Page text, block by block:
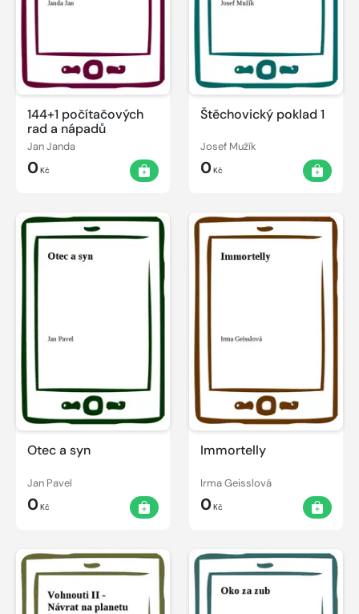
144+1 počítačových
rad a nápadů
Jan Janda
0Kč
Štěchovický poklad 1
Josef Mužík
0Kč
Otec a syn
Jan Pavel
0Kč
Immortelly
Irma Geisslová
0Kč